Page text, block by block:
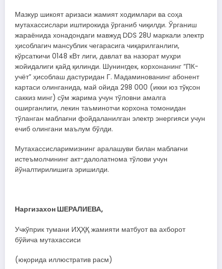
Мазкур шикоят аризаси жамият ходимлари ва соҳа
мутахассислари иштирокида ўрганиб чиқилди. Ўрганиш
жараёнида хонадондаги мавжуд DDS 28U маркали электр
ҳисоблагич мансублик чегарасига чиқарилганлиги,
кўрсаткичи 0148 кВт лиги, давлат ва назорат муҳри
жойидалиги қайд қилинди. Шунингдек, корхонанинг “ПК-
учёт” ҳисоблаш дастуридан Г. Мадаминованинг абонент
картаси олинганида, май ойида 298 000 (икки юз тўқсон
саккиз минг) сўм жарима учун тўловни амалга
оширганлиги, лекин таъминотчи корхона томонидан
тўланган маблағни фойдаланилган электр энергияси учун
ечиб олингани маълум бўлди.
Мутахассисларимизнинг аралашуви билан маблағни
истеъмолчининг акт-далолатнома тўлови учун
йўналтирилишига эришилди.
Наргизахон ШЕРАЛИЕВА,
Учкўприк тумани ИҲҲҚ жамияти матбуот ва ахборот
бўйича мутахассиси
(юқорида иллюстратив расм)